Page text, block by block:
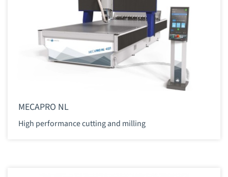
MECAPRO NL
High performance cutting and milling